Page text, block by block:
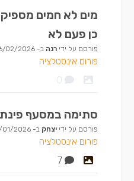
מים לא חמים
כן פעם לא
פורסם על ידי רנה ב- 02/2026
פורום אינסטלציה
0
סתימה במסעף פינתי 87
פורסם על ידי יצחק ב- 01/2026
פורום אינסטלציה
7